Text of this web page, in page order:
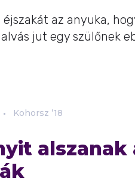
az anyuka,
jut egy szülőnek
Kohorsz ’18
alszanak